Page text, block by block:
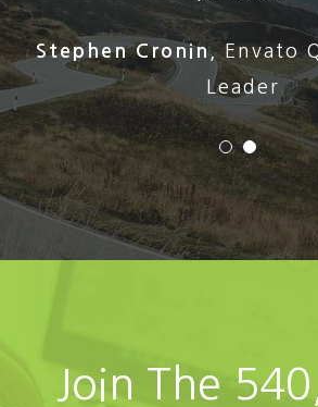
Stephen Cronin,Envato
Leader
Join The